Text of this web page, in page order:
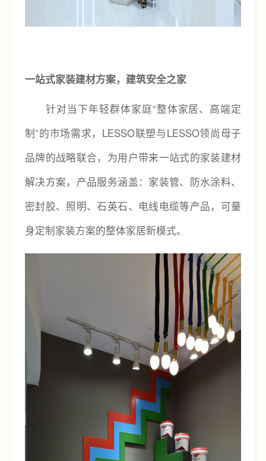
一站式家装建材方案，建筑安全之家
针对当下年轻群体家庭“整体家居、高端定
制”的市场需求，LESSO联塑与LESSO领尚母子
品牌的战略联合，为用户带来一站式的家装建材
解决方案，产品服务涵盖：家装管、防水涂料、
密封胶、照明、石英石、电线电缆等产品，可量
身定制家装方案的整体家居新模式。